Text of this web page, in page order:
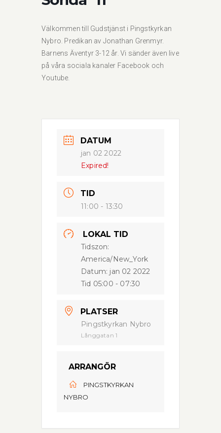
Välkommen till Gudstjänst i Pingstkyrkan
Nybro. Predikan av Jonathan Grenmyr.
Barnens Äventyr 3-12 år. Vi sänder även live
på våra sociala kanaler Facebook och
Youtube.
DATUM
jan 02 2022
Expired!
TID
11:00 - 13:30
LOKAL TID
Tidszon:
America/New_York
Datum: jan 02 2022
Tid 05:00 - 07:30
PLATSER
Pingstkyrkan Nybro
Långgatan 1
ARRANGÖR
PINGSTKYRKAN
NYBRO